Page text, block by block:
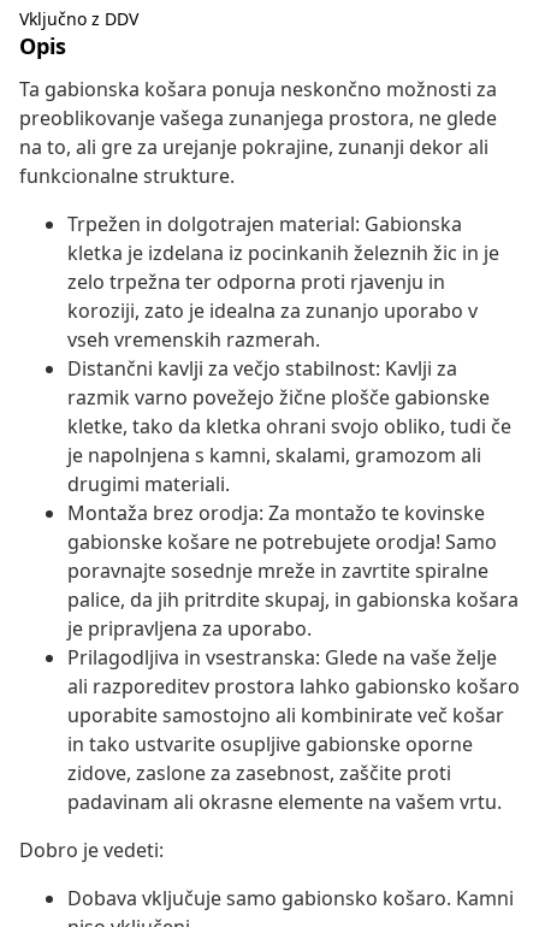
Vključno z DDV
Opis
Ta gabionska košara ponuja neskončno možnosti za
preoblikovanje vašega zunanjega prostora, ne glede
na to, ali gre za urejanje pokrajine, zunanji dekor ali
funkcionalne strukture.
Trpežen in dolgotrajen material: Gabionska
kletka je izdelana iz pocinkanih železnih žic in je
zelo trpežna ter odporna proti rjavenju in
koroziji, zato je idealna za zunanjo uporabo v
vseh vremenskih razmerah.
Distančni kavlji za večjo stabilnost: Kavlji za
razmik varno povežejo žične plošče gabionske
kletke, tako da kletka ohrani svojo obliko, tudi če
je napolnjena s kamni, skalami, gramozom ali
drugimi materiali.
Montaža brez orodja: Za montažo te kovinske
gabionske košare ne potrebujete orodja! Samo
poravnajte sosednje mreže in zavrtite spiralne
palice, da jih pritrdite skupaj, in gabionska košara
je pripravljena za uporabo.
Prilagodljiva in vsestranska: Glede na vaše želje
ali razporeditev prostora lahko gabionsko košaro
uporabite samostojno ali kombinirate več košar
in tako ustvarite osupljive gabionske oporne
zidove, zaslone za zasebnost, zaščite proti
padavinam ali okrasne elemente na vašem vrtu.
Dobro je vedeti:
Dobava vključuje samo gabionsko košaro. Kamni